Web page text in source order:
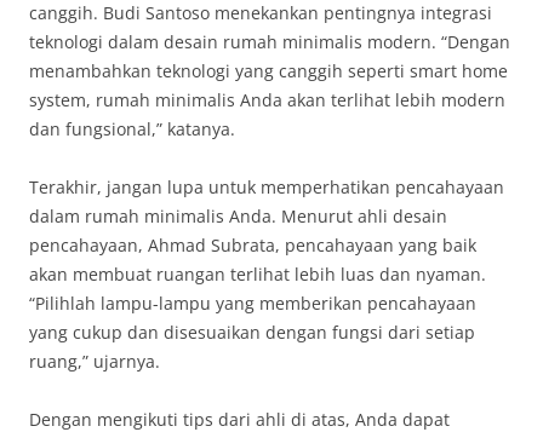
canggih. Budi Santoso menekankan pentingnya integrasi
teknologi dalam desain rumah minimalis modern. “Dengan
menambahkan teknologi yang canggih seperti smart home
system, rumah minimalis Anda akan terlihat lebih modern
dan fungsional,” katanya.
Terakhir, jangan lupa untuk memperhatikan pencahayaan
dalam rumah minimalis Anda. Menurut ahli desain
pencahayaan, Ahmad Subrata, pencahayaan yang baik
akan membuat ruangan terlihat lebih luas dan nyaman.
“Pilihlah lampu-lampu yang memberikan pencahayaan
yang cukup dan disesuaikan dengan fungsi dari setiap
ruang,” ujarnya.
Dengan mengikuti tips dari ahli di atas, Anda dapat